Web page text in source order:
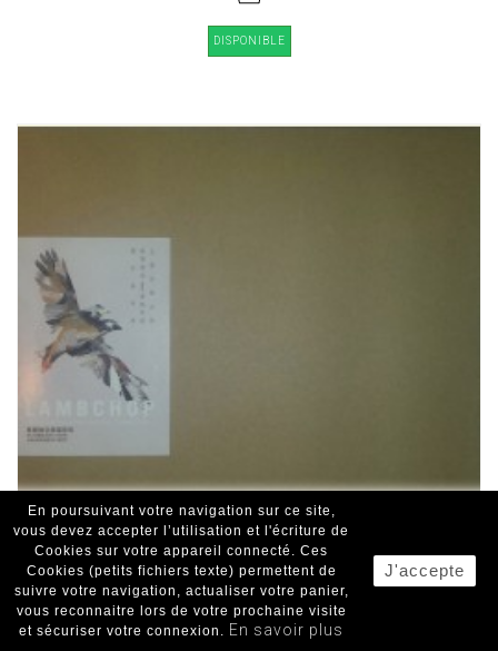
DISPONIBLE
LAMBCHOP
Live At The Shanghai Symphony Chamber Hall...
En poursuivant votre navigation sur ce site,
vous devez accepter l’utilisation et l'écriture de
Cookies sur votre appareil connecté. Ces
Cookies (petits fichiers texte) permettent de
suivre votre navigation, actualiser votre panier,
vous reconnaitre lors de votre prochaine visite
et sécuriser votre connexion. En savoir plus
J'accepte